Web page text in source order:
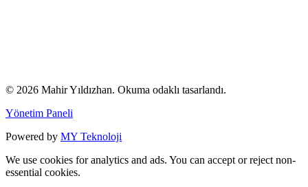
© 2026 Mahir Yıldızhan. Okuma odaklı tasarlandı.
Yönetim Paneli
Powered by MY Teknoloji
We use cookies for analytics and ads. You can accept or reject non-
essential cookies.